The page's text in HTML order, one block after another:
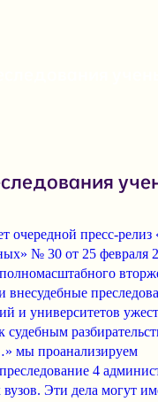
очередной пресс-
№ 30 от 25 февраля
внесудебные
и университетов
судебным
мы проанализируем
4
вузов. Эти дела могут